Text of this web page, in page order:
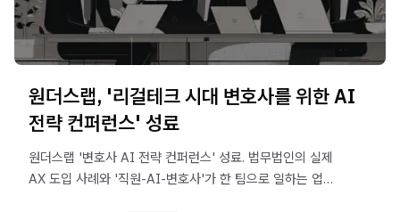
원더스랩, '리걸테크 시대 변호사를 위한 AI
전략 컨퍼런스' 성료
원더스랩 '변호사 AI 전략 컨퍼런스' 성료. 법무법인의 실제
AX 도입 사례와 '직원-AI-변호사'가 한 팀으로 일하는 업무